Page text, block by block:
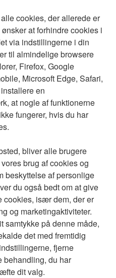
cookies, der allerede er
at forhindre cookies i
via indstillingerne i din
til almindelige browsere
Firefox, Google
Microsoft Edge, Safari,
en
at nogle af funktionerne
fungerer, hvis du har
bliver alle brugere
brug af cookies og
beskyttelse af personlige
du også bedt om at give
cookies, især dem, der er
og marketingaktiviteter.
samtykke på denne måde,
det med fremtidig
fjerne
behandling, du har
dit valg.